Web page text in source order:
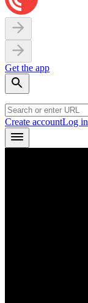
Get the app
Create accountLog in